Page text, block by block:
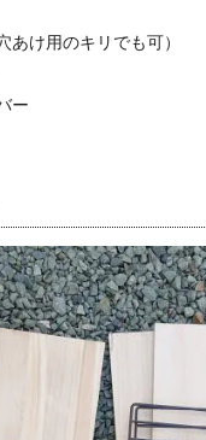
あけ用のキリでも可）
ー